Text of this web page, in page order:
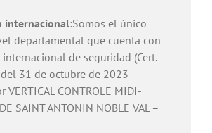
internacional:Somos el único
departamental que cuenta con
de seguridad (Cert.
31 de octubre de 2023
VERTICAL CONTROLE MIDI-
SAINT ANTONIN NOBLE VAL –